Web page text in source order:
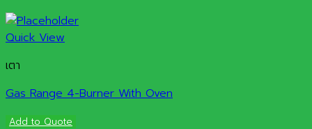
Quick View
เตา
Gas Range 4-Burner With Oven
Add to Quote